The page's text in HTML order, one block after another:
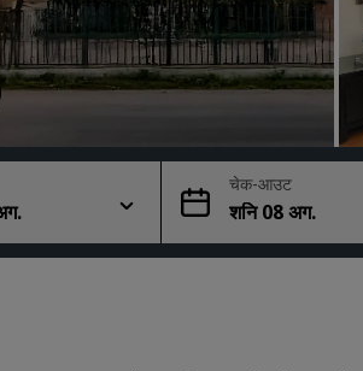
चेक-आउट
शनि 08 अग.